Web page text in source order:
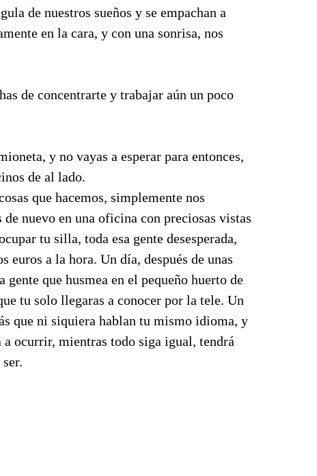
de nuestros sueños y se empachan a
en la cara, y con una sonrisa, nos
de concentrarte y trabajar aún un poco
y no vayas a esperar para entonces,
de al lado.
que hacemos, simplemente nos
nuevo en una oficina con preciosas vistas
tu silla, toda esa gente desesperada,
euros a la hora. Un día, después de unas
que husmea en el pequeño huerto de
tu solo llegaras a conocer por la tele. Un
que ni siquiera hablan tu mismo idioma, y
ocurrir, mientras todo siga igual, tendrá